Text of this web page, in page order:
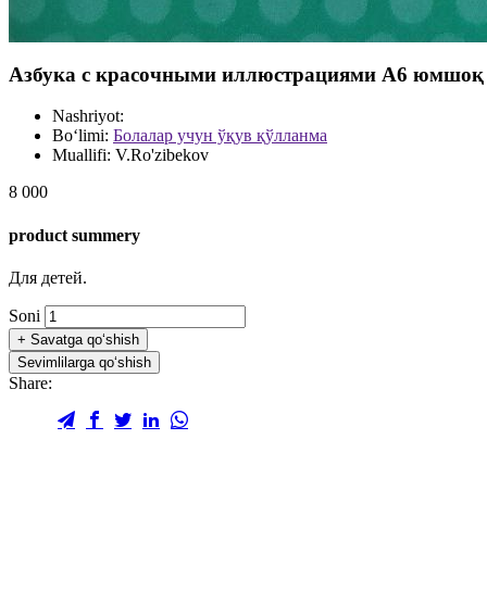
Азбука с красочными иллюстрациями А6
Nashriyot:
Bo‘limi: Болалар учун ўқув қўлланма
Muallifi: V.Ro'zibekov
8 000
product summery
Для детей.
Soni
+ Savatga qo‘shish
Sevimlilarga qo‘shish
Share: